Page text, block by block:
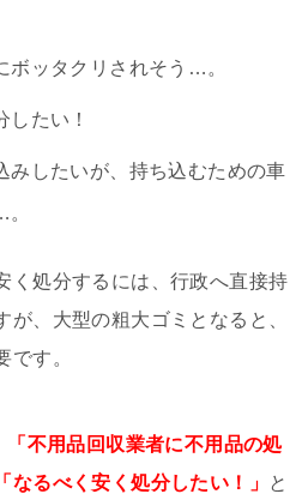
ボッタクリされそう…。
したい！
みしたいが、持ち込むための車
く処分するには、行政へ直接持
が、大型の粗大ゴミとなると、
です。
「不用品回収業者に不用品の処
るべく安く処分したい！」 と